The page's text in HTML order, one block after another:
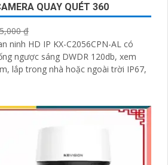
QUAY QUÉT 360
₫
ninh HD IP KX-C2056CPN-AL có
ngược sáng DWDR 120db, xem
lắp trong nhà hoặc ngoài trời IP67,